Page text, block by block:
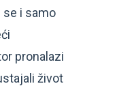
se i samo
pronalazi
život